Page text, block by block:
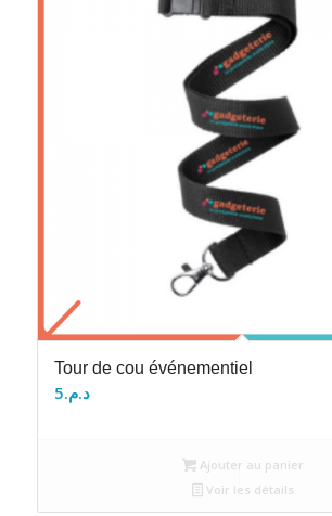
Tour de cou événementiel
د.م.5
Ajouter au panier
Voir les détails